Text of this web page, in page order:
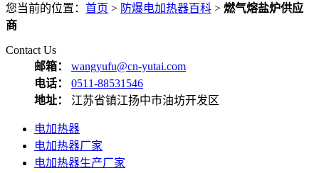
您当前的位置： 首页 > 防爆电加热器百科 > 燃气熔盐炉供应
商
Contact Us
邮箱：
wangyufu@cn-yutai.com
电话：
0511-88531546
地址：
江苏省镇江扬中市油坊开发区
电加热器
电加热器厂家
电加热器生产厂家